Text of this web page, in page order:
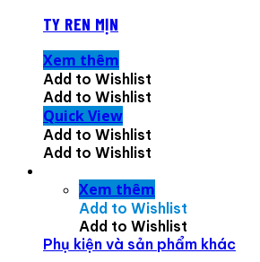
TY REN MỊN
Xem thêm
Add to Wishlist
Add to Wishlist
Quick View
Add to Wishlist
Add to Wishlist
Xem thêm
Add to Wishlist
Add to Wishlist
Phụ kiện và sản phẩm khác